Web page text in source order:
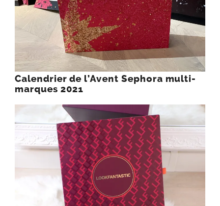
Calendrier de l’Avent Sephora multi-
marques 2021